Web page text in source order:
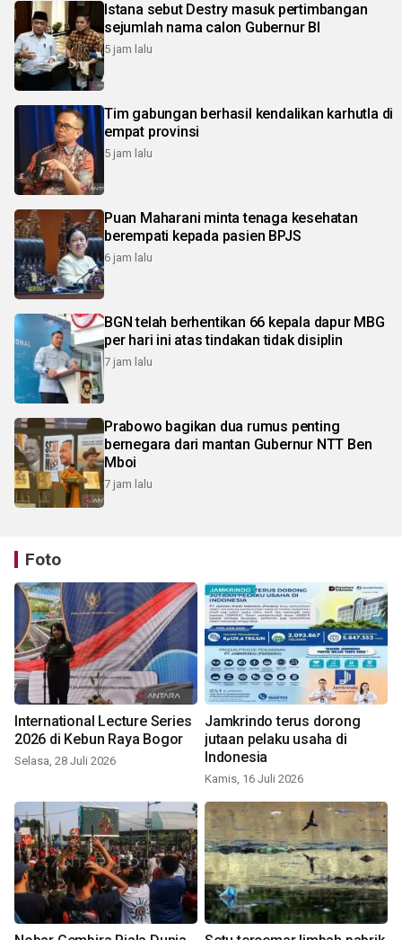
Istana sebut Destry masuk pertimbangan
sejumlah nama calon Gubernur BI
5 jam lalu
Tim gabungan berhasil kendalikan karhutla di
empat provinsi
5 jam lalu
Puan Maharani minta tenaga kesehatan
berempati kepada pasien BPJS
6 jam lalu
BGN telah berhentikan 66 kepala dapur MBG
per hari ini atas tindakan tidak disiplin
7 jam lalu
Prabowo bagikan dua rumus penting
bernegara dari mantan Gubernur NTT Ben
Mboi
7 jam lalu
Foto
International Lecture Series
2026 di Kebun Raya Bogor
Selasa, 28 Juli 2026
Jamkrindo terus dorong
jutaan pelaku usaha di
Indonesia
Kamis, 16 Juli 2026